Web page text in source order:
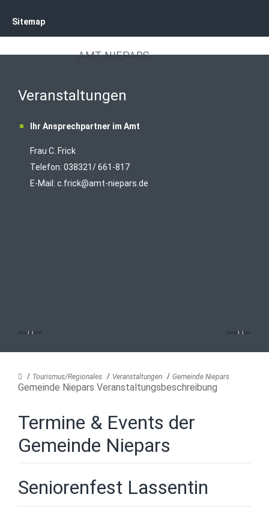
AMT NIEPARS
Sitemap
Veranstaltungen
Ihr Ansprechpartner im Amt
Frau C. Frick
Telefon: 038321/ 661-817
E-Mail: c.frick@amt-niepars.de
Tourismus/Regionales Veranstaltungen Gemeinde Niepars
Gemeinde Niepars Veranstaltungsbeschreibung
Termine & Events der
Gemeinde Niepars
Seniorenfest Lassentin